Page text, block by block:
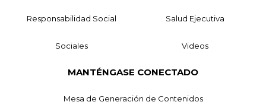
Responsabilidad Social Salud Ejecutiva
Sociales Videos
MANTÉNGASE CONECTADO
Mesa de Generación de Contenidos